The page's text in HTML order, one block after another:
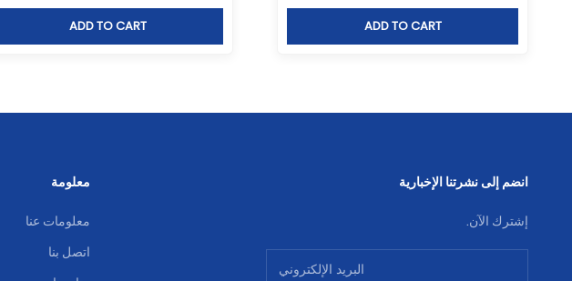
ADD TO CART
ADD TO CART
انضم إلى نشرتنا الإخبارية
إشترك الآن.
معلومة
معلومات عنا
اتصل بنا